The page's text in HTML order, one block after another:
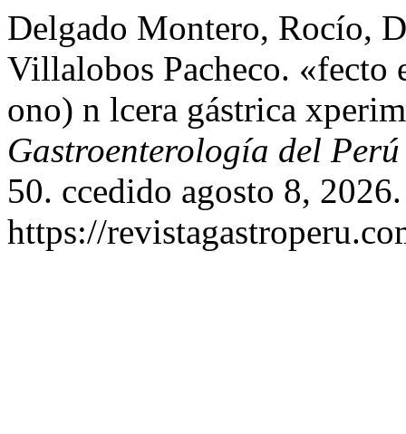
Delgado Montero, Rocío,
Villalobos Pacheco. «fecto
ono) n lcera gástrica
Gastroenterología del Perú
50. ccedido agosto 8, 2026.
https://